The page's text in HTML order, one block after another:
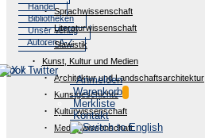
Handel
Bibliotheken
Unser Verlag
Autoren A-Z
Anmelden
Warenkorb
Merkliste
Kontakt
Sprachwissenschaft
Literaturwissenschaft
Slawistik
Kunst, Kultur und Medien
Architektur und Landschaftsarchitektur
Kunstgeschichte
Kulturwissenschaft
Medienwissenschaft